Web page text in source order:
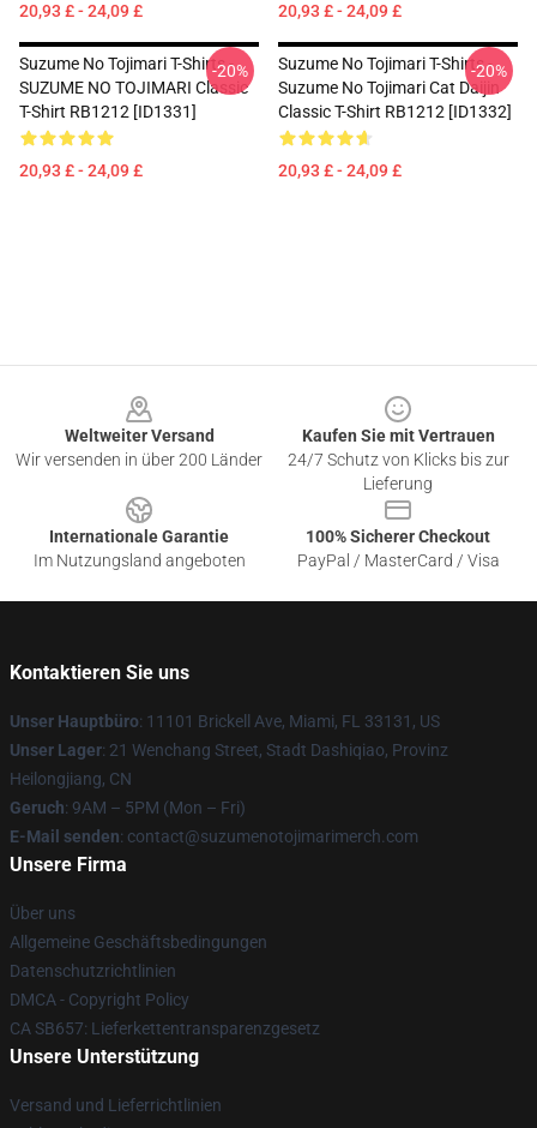
20,93 £ - 24,09 £ 20,93 £ - 24,09 £
Suzume No Tojimari T-Shirts -
SUZUME NO TOJIMARI Classic
T-Shirt RB1212 [ID1331]
20,93 £ - 24,09 £
-20%
Suzume No Tojimari T-Shirts -
Suzume No Tojimari Cat Daijin
Classic T-Shirt RB1212 [ID1332]
20,93 £ - 24,09 £
-20%
Weltweiter Versand
Wir versenden in über 200 Länder
Kaufen Sie mit Vertrauen
24/7 Schutz von Klicks bis zur
Lieferung
Internationale Garantie
Im Nutzungsland angeboten
100% Sicherer Checkout
PayPal / MasterCard / Visa
Kontaktieren Sie uns
Unser Hauptbüro: 11101 Brickell Ave, Miami, FL 33131, US
Unser Lager: 21 Wenchang Street, Stadt Dashiqiao, Provinz
Heilongjiang, CN
Geruch: 9AM – 5PM (Mon – Fri)
E-Mail senden: contact@suzumenotojimarimerch.com
Unsere Firma
Über uns
Allgemeine Geschäftsbedingungen
Datenschutzrichtlinien
DMCA - Copyright Policy
CA SB657: Lieferkettentransparenzgesetz
Unsere Unterstützung
Versand und Lieferrichtlinien